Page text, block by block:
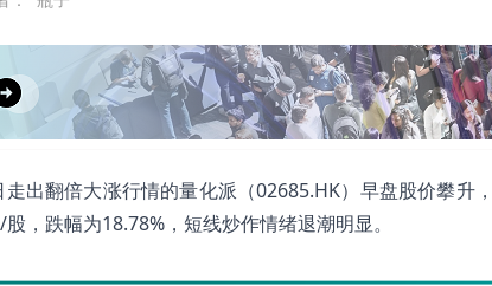
出翻倍大涨行情的量化派（02685.HK）早盘股价攀升
，跌幅为18.78%，短线炒作情绪退潮明显。